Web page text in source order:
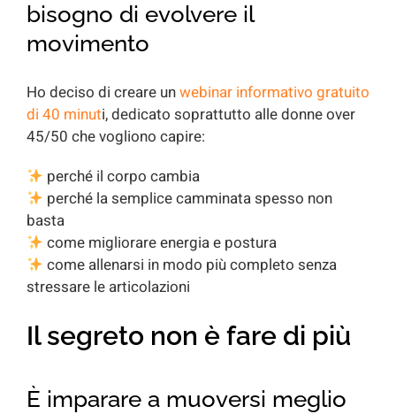
bisogno di evolvere il
movimento
Ho deciso di creare unwebinar informativo gratuito
di 40 minuti, dedicato soprattutto alle donne over
45/50 che vogliono capire:
perché il corpo cambia
perché la semplice camminata spesso non
basta
come migliorare energia e postura
come allenarsi in modo più completo senza
stressare le articolazioni
Il segreto non è fare di più
È imparare a muoversi meglio